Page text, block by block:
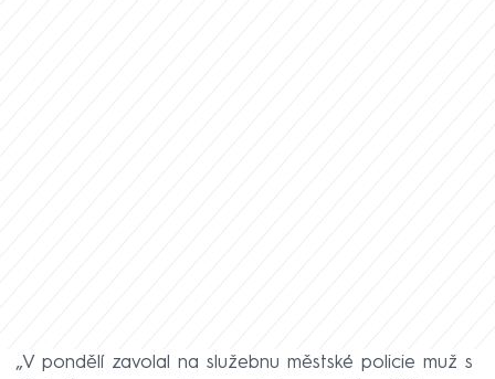
„V pondělí zavolal na služebnu městské policie muž s